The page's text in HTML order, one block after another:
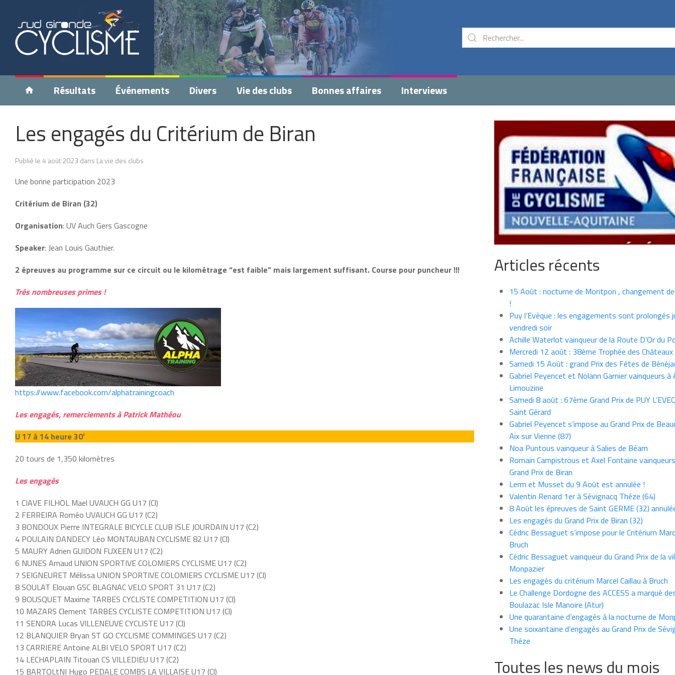
Résultats Événements Divers Vie des clubs Bonnes affaires Interviews
Les engagés du Critérium de Biran
Publié le 4 août 2023 dans La vie des clubs
Une bonne participation 2023
Critérium de Biran (32)
Organisation: UV Auch Gers Gascogne
Speaker: Jean Louis Gauthier.
2 épreuves au programme sur ce circuit ou le kilométrage “est faible” mais largement suffisant. Course pour puncheur !!!
Trés nombreuses primes !
https://www.facebook.com/alphatrainingcoach
Les engagés, remerciements à Patrick Mathéou
U 17 à 14 heure 30′
20 tours de 1,350 kilomètres
Les engagés
1 CIAVE FILHOL Mael UVAUCH GG U17 (Cl)
2 FERREIRA Roméo UVAUCH GG U17 (C2)
3 BONDOUX Pierre INTEGRALE BICYCLE CLUB ISLE JOURDAIN U17 (C2)
4 POULAIN DANDECY Léo MONTAUBAN CYCLISME 82 U17 (Cl)
5 MAURY Adrien GUIDON FUXEEN U17 (C2)
6 NUNES Arnaud UNION SPORTIVE COLOMIERS CYCLISME U17 (C2)
7 SEIGNEURET Mélissa UNION SPORTIVE COLOMIERS CYCLISME U17 (Cl)
8 SOULAT Elouan GSC BLAGNAC VELO SPORT 31 U17 (C2)
9 BOUSQUET Maxime TARBES CYCLISTE COMPETITION U17 (Cl)
10 MAZARS Clement TARBES CYCLISTE COMPETITION U17 (Cl)
11 SENDRA Lucas VILLENEUVE CYCLISTE U17 (Cl)
12 BLANQUIER Bryan ST GO CYCLISME COMMINGES U17 (C2)
13 CARRIERE Antoine ALBI VELO SPORT U17 (C2)
14 LECHAPLAIN Titouan CS VILLEDIEU U17 (C2)
15 BARTOLtNI Hugo PEDALE COMBS LA VILLAISE U17 (Cl)
Articles récents
15 Août : nocturne de Montpon , changement
!
Puy l’Evèque : les engagements sont prolongés
vendredi soir
Achille Waterlot vainqueur de la Route D’Or du
Mercredi 12 août : 38ème Trophée des Châteaux
Samedi 15 Août : grand Prix des Fêtes de
Gabriel Peyencet et Nolann Garnier vainqueurs à
Limouzine
Samedi 8 août : 67ème Grand Prix de PUY
Saint Gérard
Gabriel Peyencet s’impose au Grand Prix de
Aix sur Vienne (87)
Noa Puntous vainqueur à Salies de Béarn
Romain Campistrous et Axel Fontaine
Grand Prix de Biran
Lerm et Musset du 9 Août est annulée !
Valentin Renard 1er à Sévignacq Théze (64)
8 Août les épreuves de Saint GERME (32)
Les engagés du Grand Prix de Biran (32)
Cédric Bessaguet s’impose pour le Critérium
Bruch
Cédric Bessaguet vainqueur du Grand Prix de la
Monpazier
Les engagés du critérium Marcel Caillau à Bruch
Le Challenge Dordogne des ACCESS a marqué
Boulazac Isle Manoire (Atur)
Une quarantaine d’engagés à la nocturne de
Une soixantaine d’engagés au Grand Prix de
Théze
Toutes les news du mois